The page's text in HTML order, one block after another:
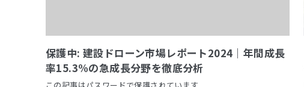
保護中: 建設ドローン市場レポート2024｜年間成長
率15.3%の急成長分野を徹底分析
この記事はパスワードで保護されています